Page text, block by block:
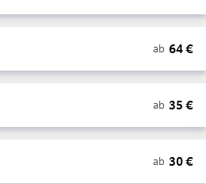
ab 64€
ab 35 €
ab 30€